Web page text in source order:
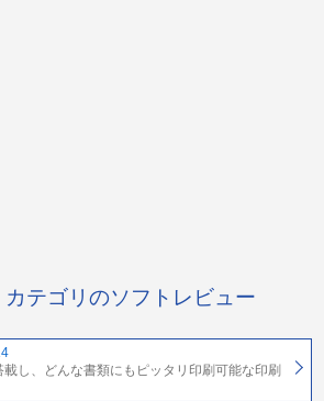
カテゴリのソフトレビュー
し、どんな書類にもピッタリ印刷可能な印刷